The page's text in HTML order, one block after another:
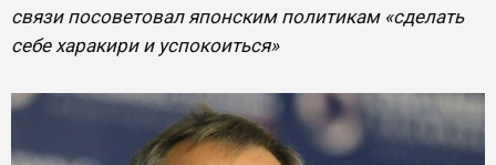
связи посоветовал японским политикам «сделать
себе харакири и успокоиться»